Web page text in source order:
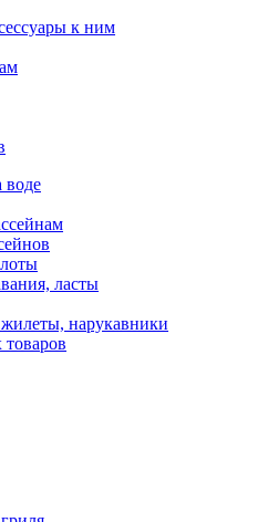
к ним
воде
ласты
нарукавники